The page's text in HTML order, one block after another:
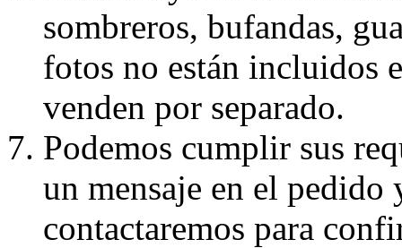
sombreros, bufandas,
fotos no están incluidos
venden por separado.
Podemos cumplir sus
un mensaje en el pedido
contactaremos para